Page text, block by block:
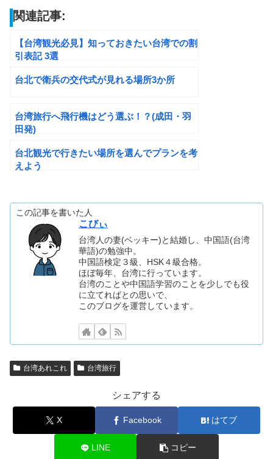
関連記事:
【台湾観光必見】知っておきたい台湾での割
引表記 3選
台北で衛兵の交代式が見れる場所3か所
台湾旅行へ飛行機はどう選ぶ！？(成田・羽
田発)
台北観光で行きたい場所を選んでプランを考
えよう
この記事を書いた人
こびぃ
台湾人の妻(ベッキー)と結婚し、中国語(台湾
華語)の勉強中。
中国語検定３級、HSK４級合格。
ほぼ毎年、台湾に行っています。
台湾のことや中国語学習のことを少しでも役
に立てればとの思いで、
このブログを運営しています。
台湾あれこれ 台湾旅行
シェアする
X Facebook はてブ
LINE コピー